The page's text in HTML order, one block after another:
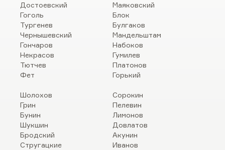
Достоевский
Гоголь
Тургенев
Чернышевский
Гончаров
Некрасов
Тютчев
Фет
Маяковский
Блок
Булгаков
Мандельштам
Набоков
Гумилев
Платонов
Горький
Шолохов
Грин
Бунин
Шукшин
Бродский
Стругацкие
Сорокин
Пелевин
Лимонов
Довлатов
Акунин
Иванов